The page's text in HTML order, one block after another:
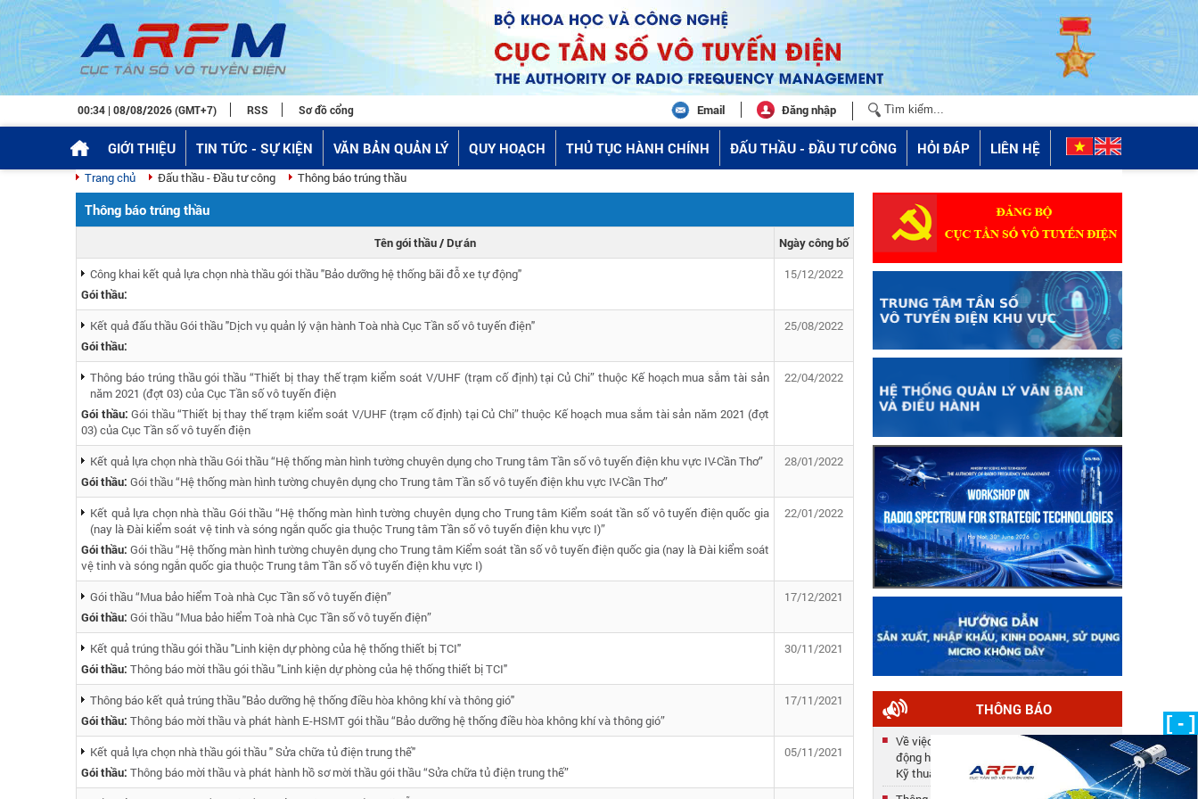
00:34 | 08/08/2026 (GMT+7) RSS Sơ đồ cổng Email Đăng nhập
GIỚI THIỆU TIN TỨC - SỰ KIỆN VĂN BẢN QUẢN LÝ QUY HOẠCH THỦ TỤC HÀNH CHÍNH ĐẤU THẦU - ĐẦU TƯ CÔNG HỎI ĐÁP LIÊN HỆ
Trang chủ Đấu thầu - Đầu tư công Thông báo trúng thầu
Thông báo trúng thầu
Tên gói thầu / Dự án
Ngày công bố
Công khai kết quả lựa chọn nhà thầu gói thầu "Bảo dưỡng hệ thống bãi đỗ xe tự động"
Gói thầu:
15/12/2022
Kết quả đấu thầu Gói thầu "Dịch vụ quản lý vận hành Toà nhà Cục Tần số vô tuyến điện"
Gói thầu:
25/08/2022
Thông báo trúng thầu gói thầu “Thiết bị thay thế trạm kiểm soát V/UHF (trạm cố định) tại Củ Chi” thuộc Kế hoạch mua sắm tài sản
năm 2021 (đợt 03) của Cục Tần số vô tuyến điện
Gói thầu: Gói thầu “Thiết bị thay thế trạm kiểm soát V/UHF (trạm cố định) tại Củ Chi” thuộc Kế hoạch mua sắm tài sản năm 2021 (đợt
03) của Cục Tần số vô tuyến điện
22/04/2022
Kết quả lựa chọn nhà thầu Gói thầu “Hệ thống màn hình tường chuyên dụng cho Trung tâm Tần số vô tuyến điện khu vực IV-Cần Thơ”
Gói thầu: Gói thầu “Hệ thống màn hình tường chuyên dụng cho Trung tâm Tần số vô tuyến điện khu vực IV-Cần Thơ”
28/01/2022
Kết quả lựa chọn nhà thầu Gói thầu “Hệ thống màn hình tường chuyên dụng cho Trung tâm Kiểm soát tần số vô tuyến điện quốc gia
(nay là Đài kiểm soát vệ tinh và sóng ngắn quốc gia thuộc Trung tâm Tần số vô tuyến điện khu vực I)”
Gói thầu: Gói thầu “Hệ thống màn hình tường chuyên dụng cho Trung tâm Kiểm soát tần số vô tuyến điện quốc gia (nay là Đài kiểm soát
vệ tinh và sóng ngắn quốc gia thuộc Trung tâm Tần số vô tuyến điện khu vực I)
22/01/2022
Gói thầu “Mua bảo hiểm Toà nhà Cục Tần số vô tuyến điện”
Gói thầu: Gói thầu “Mua bảo hiểm Toà nhà Cục Tần số vô tuyến điện”
17/12/2021
Kết quả trúng thầu gói thầu "Linh kiện dự phòng của hệ thống thiết bị TCI"
Gói thầu: Thông báo mời thầu gói thầu "Linh kiện dự phòng của hệ thống thiết bị TCI"
30/11/2021
Thông báo kết quả trúng thầu "Bảo dưỡng hệ thống điều hòa không khí và thông gió"
Gói thầu: Thông báo mời thầu và phát hành E-HSMT gói thầu “Bảo dưỡng hệ thống điều hòa không khí và thông gió”
17/11/2021
Kết quả lựa chọn nhà thầu gói thầu " Sửa chữa tủ điện trung thế"
Gói thầu: Thông báo mời thầu và phát hành hồ sơ mời thầu gói thầu “Sửa chữa tủ điện trung thế”
05/11/2021
THÔNG BÁO
Về việc công nhận kết quả tuyển dụng lao
động hợp đồng năm 2025 của Trung tâm
Kỹ thuật
[ - ]